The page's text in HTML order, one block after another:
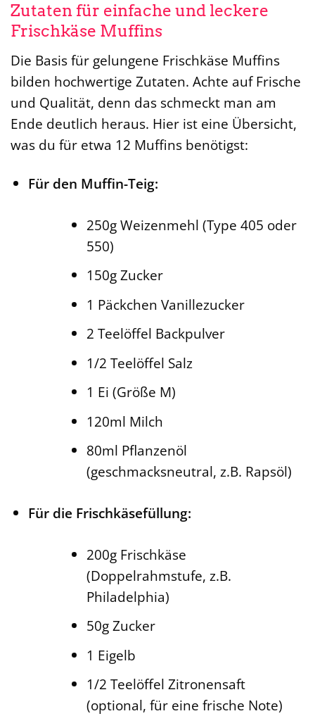
Zutaten für einfache und leckere
Frischkäse Muffins
Die Basis für gelungene Frischkäse Muffins
bilden hochwertige Zutaten. Achte auf Frische
und Qualität, denn das schmeckt man am
Ende deutlich heraus. Hier ist eine Übersicht,
was du für etwa 12 Muffins benötigst:
Für den Muffin-Teig:
250g Weizenmehl (Type 405 oder
550)
150g Zucker
1 Päckchen Vanillezucker
2 Teelöffel Backpulver
1/2 Teelöffel Salz
1 Ei (Größe M)
120ml Milch
80ml Pflanzenöl
(geschmacksneutral, z.B. Rapsöl)
Für die Frischkäsefüllung:
200g Frischkäse
(Doppelrahmstufe, z.B.
Philadelphia)
50g Zucker
1 Eigelb
1/2 Teelöffel Zitronensaft
(optional, für eine frische Note)